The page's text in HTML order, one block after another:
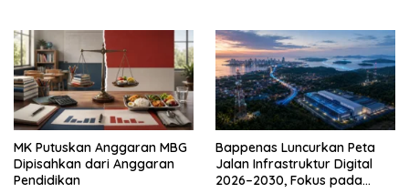
MK Putuskan Anggaran MBG
Dipisahkan dari Anggaran
Pendidikan
Bappenas Luncurkan Peta
Jalan Infrastruktur Digital
2026–2030, Fokus pada